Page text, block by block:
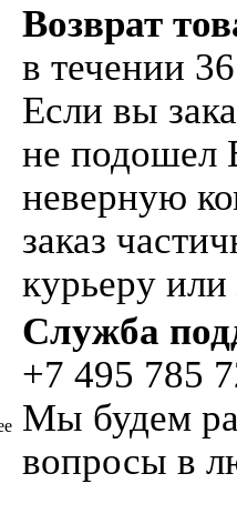
Возврат
в течении
Если вы
не подошел
неверную
заказ
курьеру
Служба
+7 495 785
Мы будем
вопросы в